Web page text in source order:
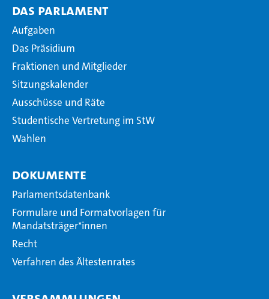
Das Parlament
Aufgaben
Das Präsidium
Fraktionen und Mitglieder
Sitzungskalender
Ausschüsse und Räte
Studentische Vertretung im StW
Wahlen
Dokumente
Parlamentsdatenbank
Formulare und Formatvorlagen für
Mandatsträger*innen
Recht
Verfahren des Ältestenrates